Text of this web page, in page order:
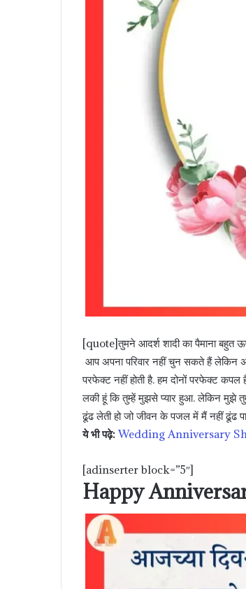
[quote]तुमने आदर्श शादी का पैमाना
आप अपना परिवार नहीं चुन सकते हैं
परफेक्ट नहीं होती है. हम दोनों परफेक्ट
लकी हूं कि तुम्हें मुझसे प्यार हुआ. लेकिन मुझे
ढूंढ लेती हो जो जीवन के पजल में मैं नहीं
ये भी पढ़े: Wedding Anniversary
[adinserter block=”5″]
Happy